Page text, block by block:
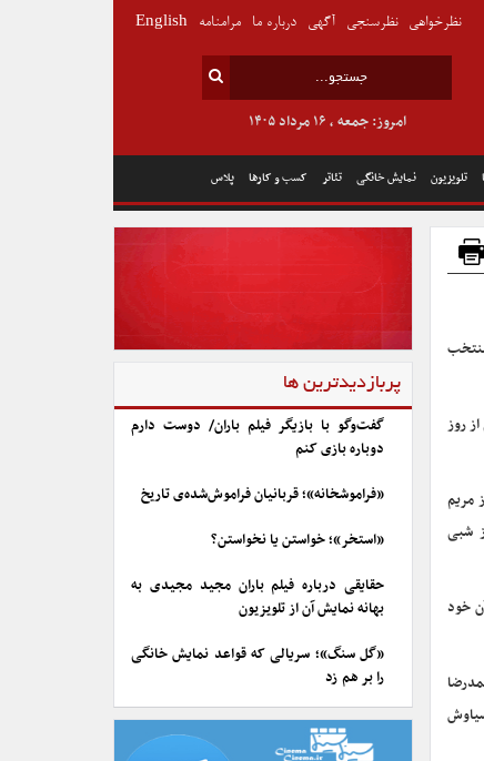
تلویزیون نمایش خانگی تئاتر کسب و کارها پلاس
امروز: جمعه , ۱۶ مرداد ۱۴۰۵
نظرخواهی نظرسنجی آگهی درباره ما مرامنامه English
روز
مریم
شبی
خود
پربازدیدترین ها
گفت‌وگو با بازیگر فیلم باران/ دوست دارم
دوباره بازی کنم
«فراموشخانه»؛ قربانیان فراموش‌شده‌ی تاریخ
«استخر»؛ خواستن یا نخواستن؟
حقایقی درباره فیلم باران مجید مجیدی به
بهانه نمایش آن از تلویزیون
«گل سنگ»؛ سریالی که قواعد نمایش خانگی
را بر هم زد